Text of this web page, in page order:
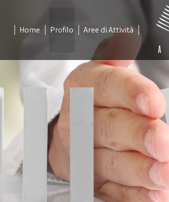
Home Profilo Aree di Attività
Home Profilo Aree di Attività